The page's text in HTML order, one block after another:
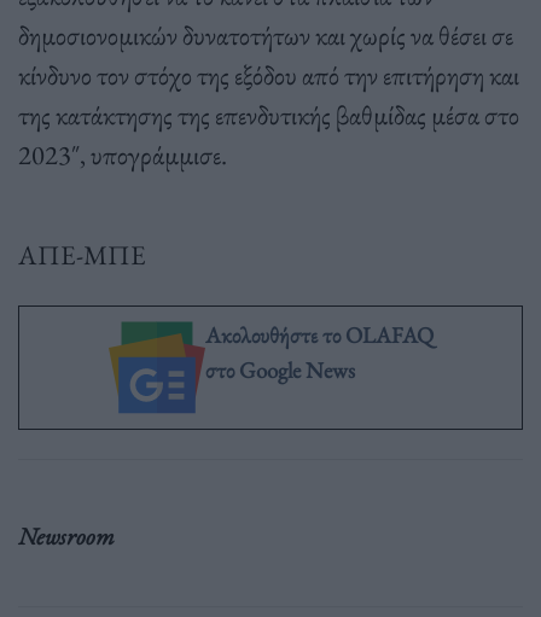
δημοσιονομικών δυνατοτήτων και χωρίς να θέσει σε
κίνδυνο τον στόχο της εξόδου από την επιτήρηση και
της κατάκτησης της επενδυτικής βαθμίδας μέσα στο
2023″, υπογράμμισε.
ΑΠΕ-ΜΠΕ
Ακολουθήστε το OLAFAQ
στο Google News
Newsroom